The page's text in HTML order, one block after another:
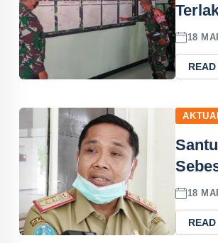
18
18